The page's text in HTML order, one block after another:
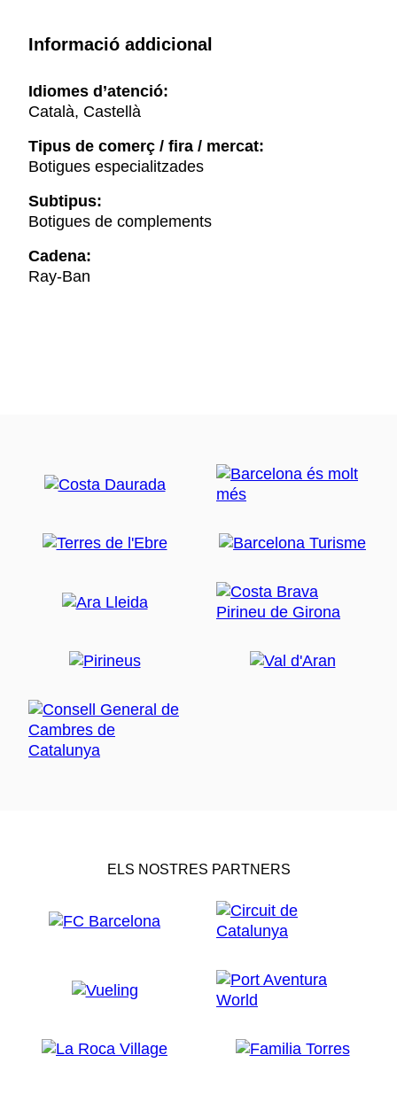
Informació addicional
Idiomes d’atenció:
Català, Castellà
Tipus de comerç / fira / mercat:
Botigues especialitzades
Subtipus:
Botigues de complements
Cadena:
Ray-Ban
ELS NOSTRES PARTNERS